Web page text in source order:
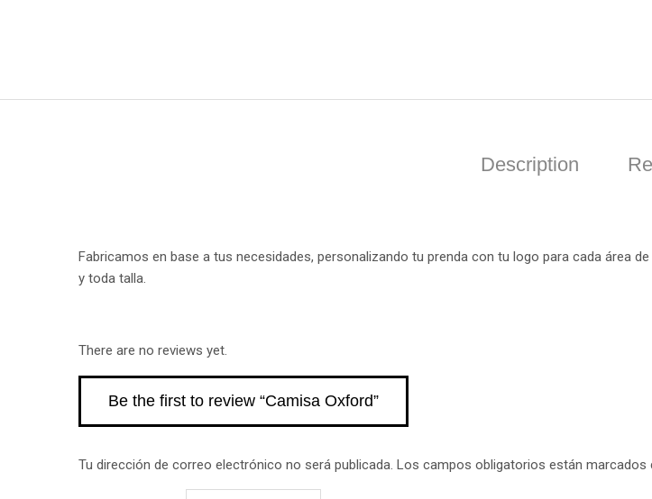
Description
Fabricamos en base a tus necesidades, personalizando tu prenda con tu logo para cada área
y toda talla.
There are no reviews yet.
Be the first to review “Camisa Oxford”
Tu dirección de correo electrónico no será publicada. Los campos obligatorios están marcados